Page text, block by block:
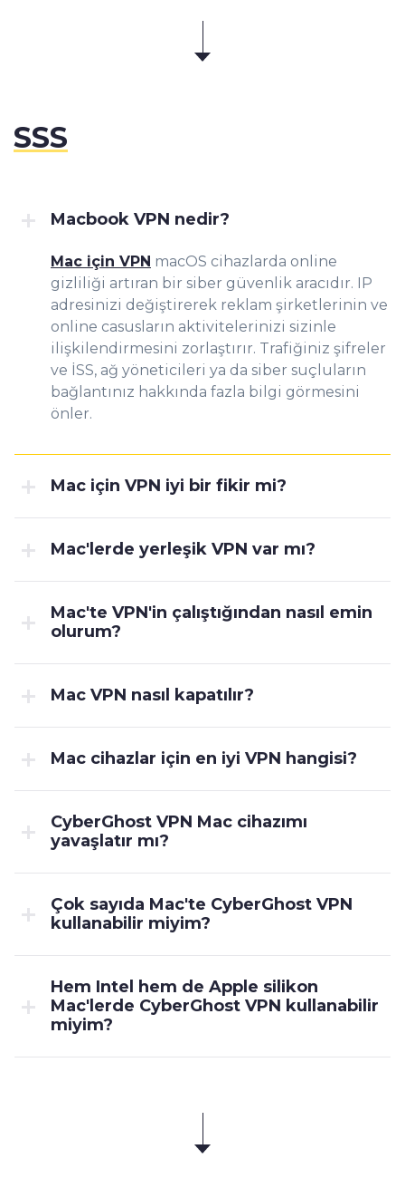
SSS
Macbook VPN nedir?
Mac için VPN macOS cihazlarda online
gizliliği artıran bir siber güvenlik aracıdır. IP
adresinizi değiştirerek reklam şirketlerinin ve
online casusların aktivitelerinizi sizinle
ilişkilendirmesini zorlaştırır. Trafiğiniz şifreler
ve İSS, ağ yöneticileri ya da siber suçluların
bağlantınız hakkında fazla bilgi görmesini
önler.
Mac için VPN iyi bir fikir mi?
Mac'lerde yerleşik VPN var mı?
Mac'te VPN'in çalıştığından nasıl emin
olurum?
Mac VPN nasıl kapatılır?
Mac cihazlar için en iyi VPN hangisi?
CyberGhost VPN Mac cihazımı
yavaşlatır mı?
Çok sayıda Mac'te CyberGhost VPN
kullanabilir miyim?
Hem Intel hem de Apple silikon
Mac'lerde CyberGhost VPN kullanabilir
miyim?